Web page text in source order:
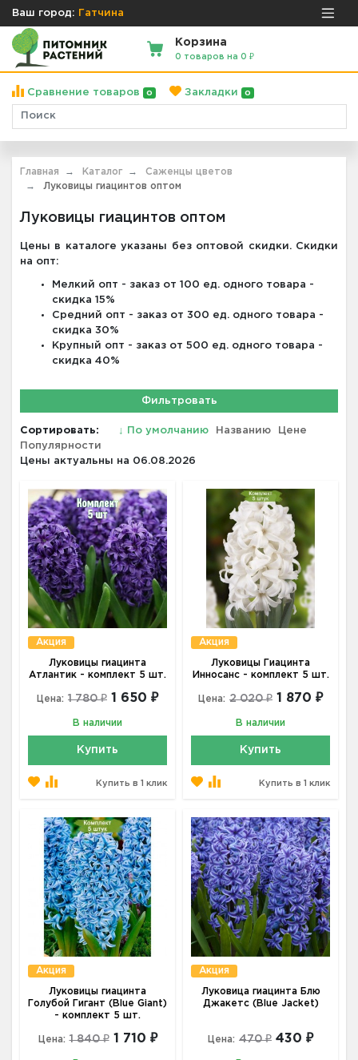
Ваш город: Гатчина
Корзина
0 товаров на 0 ₽
Сравнение товаров 0 Закладки 0
Главная Каталог
Саженцы цветов
Луковицы гиацинтов оптом
Луковицы гиацинтов оптом
Цены в каталоге указаны без оптовой скидки. Скидки
на опт:
Мелкий опт - заказ от 100 ед. одного товара -
скидка 15%
Средний опт - заказ от 300 ед. одного товара -
скидка 30%
Крупный опт - заказ от 500 ед. одного товара -
скидка 40%
Фильтровать
Сортировать: ↓ По умолчанию Названию
Цене
Популярности
Цены актуальны на 06.08.2026
Акция
Луковицы гиацинта
Атлантик - комплект 5 шт.
Цена: 1 780 ₽ 1 650 ₽
В наличии
Купить
Купить в 1 клик
Акция
Луковицы Гиацинта
Инносанс - комплект 5 шт.
Цена: 2 020 ₽ 1 870 ₽
В наличии
Купить
Купить в 1 клик
Акция
Луковицы гиацинта
Голубой Гигант (Blue Giant)
- комплект 5 шт.
Цена: 1 840 ₽ 1 710 ₽
Акция
Луковица гиацинта Блю
Джакетс (Blue Jacket)
Цена: 470 ₽ 430 ₽